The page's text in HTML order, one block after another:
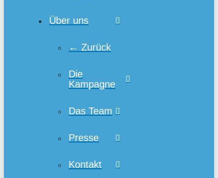
Über uns
← Zurück
Die
Kampagne
Das Team
Presse
Kontakt